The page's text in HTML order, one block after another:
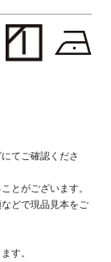
てご確認くださ
とがございます。
どで現品見本をご
す。